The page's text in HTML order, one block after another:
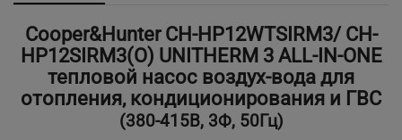
Cooper&Hunter CH-HP12WTSIRM3/ CH-
HP12SIRM3(O) UNITHERM 3 ALL-IN-ONE
тепловой насос воздух-вода для
отопления, кондиционирования и ГВС
(380-415В, 3Ф, 50Гц)